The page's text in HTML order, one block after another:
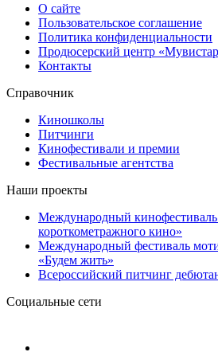
О сайте
Пользовательское соглашение
Политика конфиденциальности
Продюсерский центр
Контакты
Справочник
Киношколы
Питчинги
Кинофестивали и премии
Фестивальные агентства
Наши проекты
Международный
короткометражного кино»
Международный фестиваль
«Будем жить»
Всероссийский питчинг
Социальные сети